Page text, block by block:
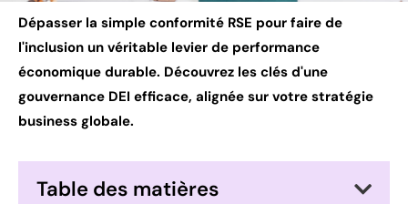
Dépasser la simple conformité RSE pour faire de
l'inclusion un véritable levier de performance
économique durable. Découvrez les clés d'une
gouvernance DEI efficace, alignée sur votre stratégie
business globale.
Table des matières